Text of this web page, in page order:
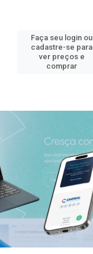
Faça seu login ou
cadastre-se para
ver preços e
comprar